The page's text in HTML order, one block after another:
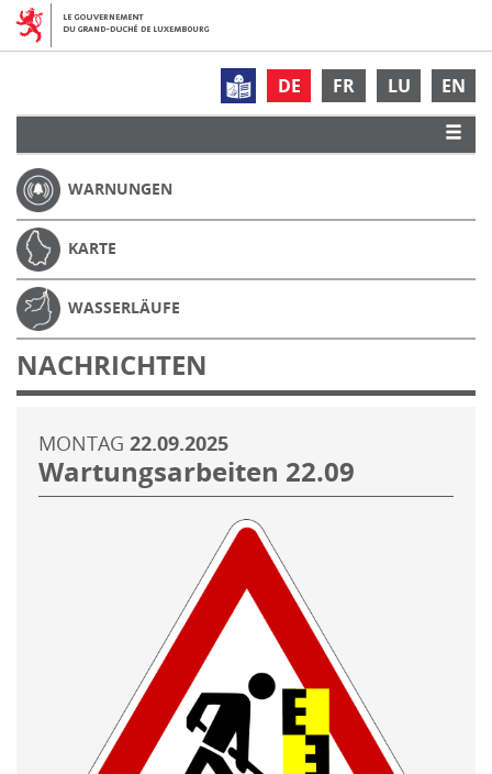
DE FR LU EN
WARNUNGEN
KARTE
WASSERLÄUFE
NACHRICHTEN
MONTAG 22.09.2025
Wartungsarbeiten 22.09